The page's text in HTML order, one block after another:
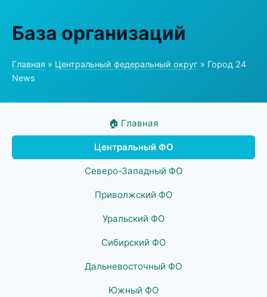
База организаций
Главная » Центральный федеральный округ » Город 24
News
🏠 Главная
Центральный ФО
Северо-Западный ФО
Приволжский ФО
Уральский ФО
Сибирский ФО
Дальневосточный ФО
Южный ФО